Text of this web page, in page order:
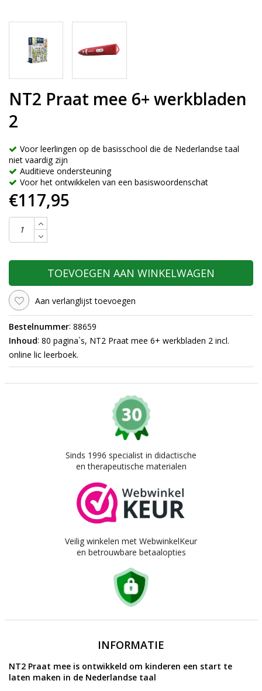
NT2 Praat mee 6+ werkbladen
2
Voor leerlingen op de basisschool die de Nederlandse taal
niet vaardig zijn
Auditieve ondersteuning
Voor het ontwikkelen van een basiswoordenschat
€117,95
TOEVOEGEN AAN WINKELWAGEN
Aan verlanglijst toevoegen
Bestelnummer: 88659
Inhoud: 80 pagina`s, NT2 Praat mee 6+ werkbladen 2 incl.
online lic leerboek.
Sinds 1996 specialist in didactische
en therapeutische materialen
Veilig winkelen met WebwinkelKeur
en betrouwbare betaalopties
INFORMATIE
NT2 Praat mee is ontwikkeld om kinderen een start te
laten maken in de Nederlandse taal